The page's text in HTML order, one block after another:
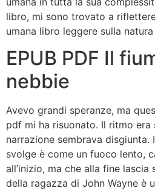
libro, mi sono trovato a
umana libro leggere sulla
EPUB PDF Il
nebbie
Avevo grandi speranze, ma
pdf mi ha risuonato. Il ritmo era
narrazione sembrava
svolge è come un fuoco lento,
all’inizio, ma che alla fine lascia
della ragazza di John Wayne è